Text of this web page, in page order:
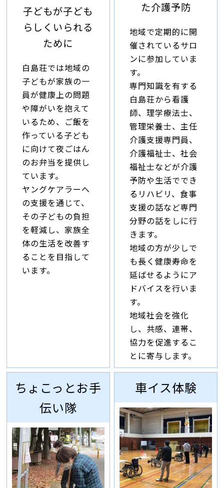
子どもが子ども
らしくいられる
ために
白島荘では地域の
子どもが家族の一
員が健康上の問題
や障がいを抱えて
いるため、ご飯を
作っている子ども
に向けて夜ごはん
のお弁当を提供し
ています。
ヤングケアラーへ
の支援を通じて、
その子どもの負担
を軽減し、家族全
体の生活を改善す
ることを目指して
います。
た介護予防
地域で定期的に開
催されているサロ
ンに参加していま
す。
専門知識を有する
白島荘から看護
師、理学療法士、
管理栄養士、主任
介護支援専門員、
介護福祉士、社会
福祉士などが介護
予防や生活ででき
るリハビリ、食事
支援の話など専門
分野の話をしに行
きます。
地域の方が少しで
も長く健康寿命を
延ばせるようにア
ドバイスを行いま
す。
地域社会を強化
し、共感、連帯、
協力を促進するこ
とに寄与します。
ちょこっとお手
伝い隊
車イス体験